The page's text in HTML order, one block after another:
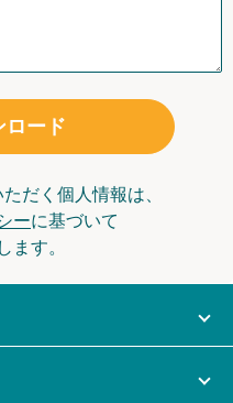
ロード
だく個人情報は、
ーに基づいて
ます。